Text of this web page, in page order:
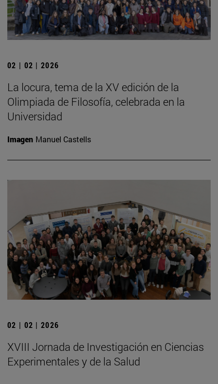
02 | 02 | 2026
La locura, tema de la XV edición de la
Olimpiada de Filosofía, celebrada en la
Universidad
Imagen Manuel Castells
02 | 02 | 2026
XVIII Jornada de Investigación en Ciencias
Experimentales y de la Salud